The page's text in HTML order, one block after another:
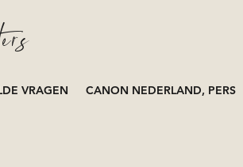
VRAGEN CANON NEDERLAND, PERS